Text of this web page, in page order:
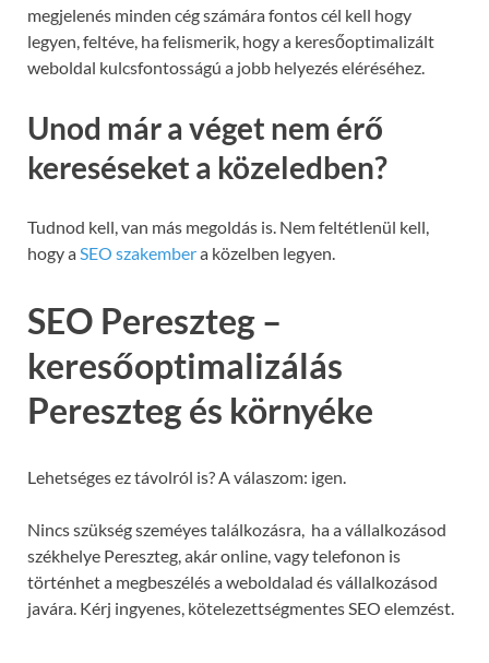
megjelenés minden cég számára fontos cél kell hogy
legyen, feltéve, ha felismerik, hogy a keresőoptimalizált
weboldal kulcsfontosságú a jobb helyezés eléréséhez.
Unod már a véget nem érő
kereséseket a közeledben?
Tudnod kell, van más megoldás is. Nem feltétlenül kell,
hogy aSEO szakembera közelben legyen.
SEO Pereszteg –
keresőoptimalizálás
Pereszteg és környéke
Lehetséges ez távolról is? A válaszom: igen.
Nincs szükség szeméyes találkozásra, ha a vállalkozásod
székhelye Pereszteg, akár online, vagy telefonon is
történhet a megbeszélés a weboldalad és vállalkozásod
javára. Kérj ingyenes, kötelezettségmentes SEO elemzést.